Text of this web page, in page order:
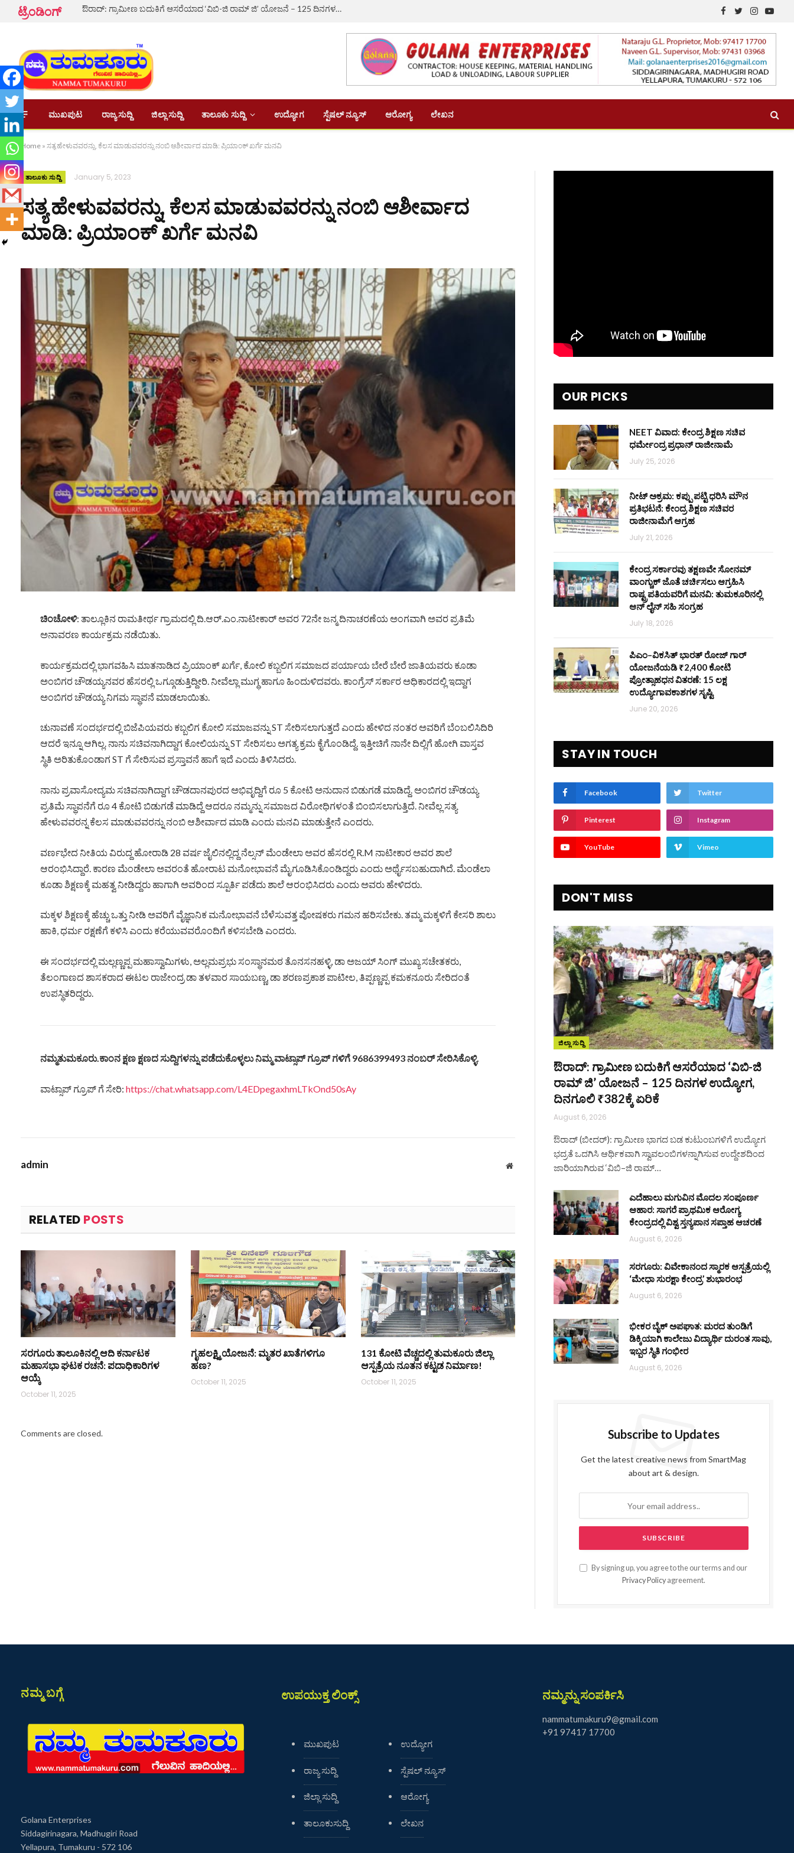
ಟ್ರೆಂಡಿಂಗ್ ಔರಾದ್: ಗ್ರಾಮೀಣ ಬದುಕಿಗೆ ಆಸರೆಯಾದ ‘ವಿಬಿ-ಜಿ ರಾಮ್ ಜಿ’ ಯೋಜನೆ – 125 ದಿನಗಳ ಉದ್ಯೋಗ, ದಿನಗೂಲಿ ₹382ಕ್ಕೆ ಏರಿಕೆ
Facebook
TwitterInstagram
ಮುಖಪುಟ ರಾಜ್ಯ ಸುದ್ದಿ ಜಿಲ್ಲಾ ಸುದ್ದಿ ತಾಲೂಕು ಸುದ್ದಿ ಉದ್ಯೋಗ ಸ್ಪೆಷಲ್ ನ್ಯೂಸ್ ಆರೋಗ್ಯ ಲೇಖನ
Home » ಸತ್ಯ ಹೇಳುವವರನ್ನು, ಕೆಲಸ ಮಾಡುವವರನ್ನು ನಂಬಿ ಆಶೀರ್ವಾದ ಮಾಡಿ: ಪ್ರಿಯಾಂಕ್ ಖರ್ಗೆ ಮನವಿ
ತಾಲೂಕು ಸುದ್ದಿ January 5, 2023
ಸತ್ಯ ಹೇಳುವವರನ್ನು, ಕೆಲಸ ಮಾಡುವವರನ್ನು ನಂಬಿ ಆಶೀರ್ವಾದ
ಮಾಡಿ: ಪ್ರಿಯಾಂಕ್ ಖರ್ಗೆ ಮನವಿ
ಚಿಂಚೋಳಿ: ತಾಲ್ಲೂಕಿನ ರಾಮತೀರ್ಥ ಗ್ರಾಮದಲ್ಲಿ ದಿ.ಆರ್.ಎಂ.ನಾಟೀಕಾರ್ ಅವರ 72ನೇ ಜನ್ಮ ದಿನಾಚರಣೆಯ ಅಂಗವಾಗಿ ಅವರ ಪ್ರತಿಮೆ
ಅನಾವರಣ ಕಾರ್ಯಕ್ರಮ ನಡೆಯಿತು.
ಕಾರ್ಯಕ್ರಮದಲ್ಲಿ ಭಾಗವಹಿಸಿ ಮಾತನಾಡಿದ ಪ್ರಿಯಾಂಕ್ ಖರ್ಗೆ, ಕೋಲಿ ಕಬ್ಬಲಿಗ ಸಮಾಜದ ಪರ್ಯಾಯ ಬೇರೆ ಬೇರೆ ಜಾತಿಯವರು ಕೂಡಾ
ಅಂಬಿಗರ ಚೌಡಯ್ಯನವರ ಹೆಸರಲ್ಲಿ ಒಗ್ಗೂಡುತ್ತಿದ್ದೀರಿ. ನೀವೆಲ್ಲಾ ಮುಗ್ಧ ಹಾಗೂ ಹಿಂದುಳಿದವರು. ಕಾಂಗ್ರೆಸ್ ಸರ್ಕಾರ ಅಧಿಕಾರದಲ್ಲಿ ಇದ್ದಾಗ
ಅಂಬಿಗರ ಚೌಡಯ್ಯ ನಿಗಮ ಸ್ಥಾಪನೆ ಮಾಡಲಾಯಿತು.
ಚುನಾವಣೆ ಸಂದರ್ಭದಲ್ಲಿ ಬಿಜೆಪಿಯವರು ಕಬ್ಬಲಿಗ ಕೋಲಿ ಸಮಾಜವನ್ನು ST ಸೇರಿಸಲಾಗುತ್ತದೆ ಎಂದು ಹೇಳಿದ ನಂತರ ಅವರಿಗೆ ಬೆಂಬಲಿಸಿದಿರಿ
ಆದರೆ ಇನ್ನೂ ಆಗಿಲ್ಲ. ನಾನು ಸಚಿವನಾಗಿದ್ದಾಗ ಕೋಲಿಯನ್ನು ST ಸೇರಿಸಲು ಅಗತ್ಯ ಕ್ರಮ ಕೈಗೊಂಡಿದ್ದೆ. ಇತ್ತೀಚಿಗೆ ನಾನೇ ದಿಲ್ಲಿಗೆ ಹೋಗಿ ವಾಸ್ತವ
ಸ್ಥಿತಿ ಅರಿತುಕೊಂಡಾಗ ST ಗೆ ಸೇರಿಸುವ ಪ್ರಸ್ತಾವನೆ ಹಾಗೆ ಇದೆ ಎಂದು ತಿಳಿಸಿದರು.
ನಾನು ಪ್ರವಾಸೋದ್ಯಮ ಸಚಿವನಾಗಿದ್ದಾಗ ಚೌಡದಾನಪುರದ ಅಭಿವೃದ್ದಿಗೆ ರೂ 5 ಕೋಟಿ ಅನುದಾನ ಬಿಡುಗಡೆ ಮಾಡಿದ್ದೆ. ಅಂಬಿಗರ ಚೌಡಯ್ಯ
ಪ್ರತಿಮೆ ಸ್ಥಾಪನೆಗೆ ರೂ 4 ಕೋಟಿ ಬಿಡುಗಡೆ ಮಾಡಿದ್ದೆ ಆದರೂ ನಮ್ಮನ್ನು ಸಮಾಜದ ವಿರೋಧಿಗಳಂತೆ ಬಿಂಬಿಸಲಾಗುತ್ತಿದೆ. ನೀವೆಲ್ಲ ಸತ್ಯ
ಹೇಳುವವರನ್ನ ಕೆಲಸ ಮಾಡುವವರನ್ನು ನಂಬಿ ಆಶೀರ್ವಾದ ಮಾಡಿ ಎಂದು ಮನವಿ ಮಾಡುತ್ತೇನೆ ಎಂದರು.
ವರ್ಣಭೇದ ನೀತಿಯ ವಿರುದ್ದ ಹೋರಾಡಿ 28 ವರ್ಷ ಜೈಲಿನಲ್ಲಿದ್ದ ನೆಲ್ಸನ್ ಮೆಂಡೇಲಾ ಅವರ ಹೆಸರಲ್ಲಿ R.M ನಾಟೀಕಾರ ಅವರ ಶಾಲೆ
ಆರಂಭಿಸಿದ್ದಾರೆ. ಕಾರಣ ಮೆಂಡೇಲಾ ಅವರಂತೆ ಹೋರಾಟ ಮನೋಭಾವನೆ ಮೈಗೂಡಿಸಿಕೊಂಡಿದ್ದರು ಎಂದು ಅರ್ಥೈಸಬಹುದಾಗಿದೆ. ಮೆಂಡೆಲಾ
ಕೂಡಾ ಶಿಕ್ಷಣಕ್ಕೆ ಮಹತ್ವ ನೀಡಿದ್ದರು ಹಾಗಾಗಿ ಅವರಿಂದ ಸ್ಪೂರ್ತಿ ಪಡೆದು ಶಾಲೆ ಆರಂಭಿಸಿದರು ಎಂದು ಅವರು ಹೇಳಿದರು.
ಮಕ್ಕಳ ಶಿಕ್ಷಣಕ್ಕೆ ಹೆಚ್ಚು ಒತ್ತು ನೀಡಿ ಅವರಿಗೆ ವೈಜ್ಞಾನಿಕ ಮನೋಭಾವನೆ ಬೆಳೆಸುವತ್ತ ಪೋಷಕರು ಗಮನ ಹರಿಸಬೇಕು. ತಮ್ಮ ಮಕ್ಕಳಿಗೆ ಕೇಸರಿ ಶಾಲು
ಹಾಕಿ, ಧರ್ಮ ರಕ್ಷಣೆಗೆ ಕಳಿಸಿ ಎಂದು ಕರೆಯುವವರೊಂದಿಗೆ ಕಳಿಸಬೇಡಿ ಎಂದರು.
ಈ ಸಂದರ್ಭದಲ್ಲಿ ಮಲ್ಲಣ್ಣಪ್ಪ ಮಹಾಸ್ವಾಮಿಗಳು, ಅಲ್ಲಮಪ್ರಭು ಸಂಸ್ಥಾನಮಠ ತೊನಸನಹಳ್ಳಿ, ಡಾ ಅಜಯ್ ಸಿಂಗ್ ಮುಖ್ಯ ಸಚೇತಕರು,
ತೆಲಂಗಾಣದ ಶಾಸಕರಾದ ಈಟಲ ರಾಜೇಂದ್ರ ಡಾ ತಳವಾರ ಸಾಯಬಣ್ಣ, ಡಾ ಶರಣಪ್ರಕಾಶ ಪಾಟೀಲ, ತಿಪ್ಪಣ್ಣಪ್ಪ ಕಮಕನೂರು ಸೇರಿದಂತೆ
ಉಪಸ್ಥಿತರಿದ್ದರು.
ನಮ್ಮತುಮಕೂರು.ಕಾಂನ ಕ್ಷಣ ಕ್ಷಣದ ಸುದ್ದಿಗಳನ್ನು ಪಡೆದುಕೊಳ್ಳಲು ನಿಮ್ಮ ವಾಟ್ಸಾಪ್ ಗ್ರೂಪ್ ಗಳಿಗೆ 9686399493 ನಂಬರ್ ಸೇರಿಸಿಕೊಳ್ಳಿ.
ವಾಟ್ಸಾಪ್ ಗ್ರೂಪ್ ಗೆ ಸೇರಿ: https://chat.whatsapp.com/L4EDpegaxhmLTkOnd50sAy
admin Website
RELATED POSTS
ಸರಗೂರು ತಾಲೂಕಿನಲ್ಲಿ ಆದಿ ಕರ್ನಾಟಕ
ಮಹಾಸಭಾ ಘಟಕ ರಚನೆ: ಪದಾಧಿಕಾರಿಗಳ
ಆಯ್ಕೆ
October 11, 2025
ಗೃಹಲಕ್ಷ್ಮಿ ಯೋಜನೆ: ಮೃತರ ಖಾತೆಗಳಿಗೂ
ಹಣ?
October 11, 2025
131 ಕೋಟಿ ವೆಚ್ಚದಲ್ಲಿ ತುಮಕೂರು ಜಿಲ್ಲಾ
ಆಸ್ಪತ್ರೆಯ ನೂತನ ಕಟ್ಟಡ ನಿರ್ಮಾಣ!
October 11, 2025
Comments are closed.
OUR PICKS
NEET ವಿವಾದ: ಕೇಂದ್ರ ಶಿಕ್ಷಣ ಸಚಿವ
ಧರ್ಮೇಂದ್ರ ಪ್ರಧಾನ್ ರಾಜೀನಾಮೆ
July 25, 2026
ನೀಟ್ ಅಕ್ರಮ: ಕಪ್ಪು ಪಟ್ಟಿ ಧರಿಸಿ ಮೌನ
ಪ್ರತಿಭಟನೆ: ಕೇಂದ್ರ ಶಿಕ್ಷಣ ಸಚಿವರ
ರಾಜೀನಾಮೆಗೆ ಆಗ್ರಹ
July 21, 2026
ಕೇಂದ್ರ ಸರ್ಕಾರವು ತಕ್ಷಣವೇ ಸೋನಮ್
ವಾಂಗ್ಚುಕ್ ಜೊತೆ ಚರ್ಚಿಸಲು ಆಗ್ರಹಿಸಿ
ರಾಷ್ಟ್ರಪತಿಯವರಿಗೆ ಮನವಿ: ತುಮಕೂರಿನಲ್ಲಿ
ಆನ್‌ ಲೈನ್ ಸಹಿ ಸಂಗ್ರಹ
July 18, 2026
ಪಿಎಂ–ವಿಕಸಿತ್ ಭಾರತ್ ರೋಜ್‌ ಗಾರ್
ಯೋಜನೆಯಡಿ ₹2,400 ಕೋಟಿ
ಪ್ರೋತ್ಸಾಹಧನ ವಿತರಣೆ: 15 ಲಕ್ಷ
ಉದ್ಯೋಗಾವಕಾಶಗಳ ಸೃಷ್ಟಿ
June 20, 2026
STAY IN TOUCH
Facebook Twitter
Pinterest Instagram
YouTube Vimeo
DON'T MISS
ಜಿಲ್ಲಾ ಸುದ್ದಿ
ಔರಾದ್: ಗ್ರಾಮೀಣ ಬದುಕಿಗೆ ಆಸರೆಯಾದ ‘ವಿಬಿ-ಜಿ
ರಾಮ್ ಜಿ’ ಯೋಜನೆ – 125 ದಿನಗಳ ಉದ್ಯೋಗ,
ದಿನಗೂಲಿ ₹382ಕ್ಕೆ ಏರಿಕೆ
August 6, 2026
ಔರಾದ್ (ಬೀದರ್): ಗ್ರಾಮೀಣ ಭಾಗದ ಬಡ ಕುಟುಂಬಗಳಿಗೆ ಉದ್ಯೋಗ
ಭದ್ರತೆ ಒದಗಿಸಿ ಆರ್ಥಿಕವಾಗಿ ಸ್ವಾವಲಂಬಿಗಳನ್ನಾಗಿಸುವ ಉದ್ದೇಶದಿಂದ
ಜಾರಿಯಾಗಿರುವ ‘ವಿಬಿ–ಜಿ ರಾಮ್…
ಎದೆಹಾಲು ಮಗುವಿನ ಮೊದಲ ಸಂಪೂರ್ಣ
ಆಹಾರ: ಸಾಗರೆ ಪ್ರಾಥಮಿಕ ಆರೋಗ್ಯ
ಕೇಂದ್ರದಲ್ಲಿ ವಿಶ್ವ ಸ್ತನ್ಯಪಾನ ಸಪ್ತಾಹ ಆಚರಣೆ
August 6, 2026
ಸರಗೂರು: ವಿವೇಕಾನಂದ ಸ್ಮಾರಕ ಆಸ್ಪತ್ರೆಯಲ್ಲಿ
‘ಮೇಧಾ ಸುರಕ್ಷಾ ಕೇಂದ್ರ’ ಶುಭಾರಂಭ
August 6, 2026
ಭೀಕರ ಬೈಕ್ ಅಪಘಾತ: ಮರದ ತುಂಡಿಗೆ
ಡಿಕ್ಕಿಯಾಗಿ ಕಾಲೇಜು ವಿದ್ಯಾರ್ಥಿ ದುರಂತ ಸಾವು,
ಇಬ್ಬರ ಸ್ಥಿತಿ ಗಂಭೀರ
August 6, 2026
Subscribe to Updates
Get the latest creative news from SmartMag
about art & design.
By signing up, you agree to the our terms and our
Privacy Policyagreement.
ನಮ್ಮ ಬಗ್ಗೆ
Golana Enterprises
Siddagirinagara, Madhugiri Road
Yellapura, Tumakuru - 572 106
ಉಪಯುಕ್ತ ಲಿಂಕ್ಸ್
ಮುಖಪುಟ
ರಾಜ್ಯ ಸುದ್ದಿ
ಜಿಲ್ಲಾ ಸುದ್ದಿ
ತಾಲೂಕುಸುದ್ದಿ
ಉದ್ಯೋಗ
ಸ್ಪೆಷಲ್ ನ್ಯೂಸ್
ಆರೋಗ್ಯ
ಲೇಖನ
ನಮ್ಮನ್ನು ಸಂಪರ್ಕಿಸಿ
nammatumakuru9@gmail.com
+91 97417 17700